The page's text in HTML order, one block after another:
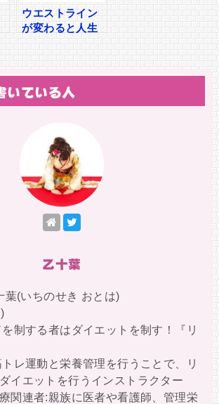
ウエストライン
が変わると人生
いている人
乙十葉
葉(いちのせき おとは)
制する者はダイエットを制す！『リ
レ運動と栄養管理を行うことで、リ
イエットを行うインストラクター
関連者:親族に医者や看護師、管理栄